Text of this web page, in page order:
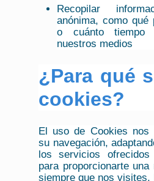
Recopilar
anónima, como
o cuánto tiempo
nuestros medios
¿Para qué
cookies?
El uso de Cookies nos
su navegación,
los servicios
para proporcionarte
siempre que nos visites.